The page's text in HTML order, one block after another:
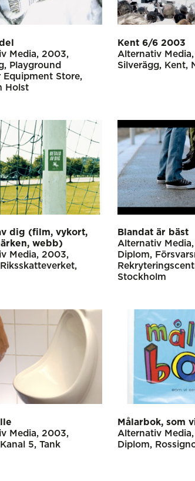
dig (film, vykort,
webb)
Media
2003
Riksskatteverket
Blandat är bäst
Alternativ Media
Diplom
Stockholm
Media
2003
Playground
Equipment Store
Holst
Media
2003
Kanal 5 Tank
Kent 6/6 2003
Alternativ Media
Silverägg
Kent
Målarbok, som
Alternativ Media
Diplom